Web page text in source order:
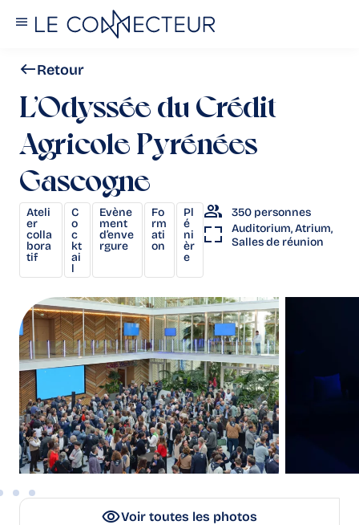
Retour
L’Odyssée du Crédit
Agricole Pyrénées
Gascogne
Ateli
er
colla
bora
tif
,
C
o
c
kt
ai
l
,
Evène
ment
d’enve
rgure
, Fo
rm
ati
on
Pl
é
ni
èr
e
350 personnes
Auditorium, Atrium,
Salles de réunion
Voir toutes les photos